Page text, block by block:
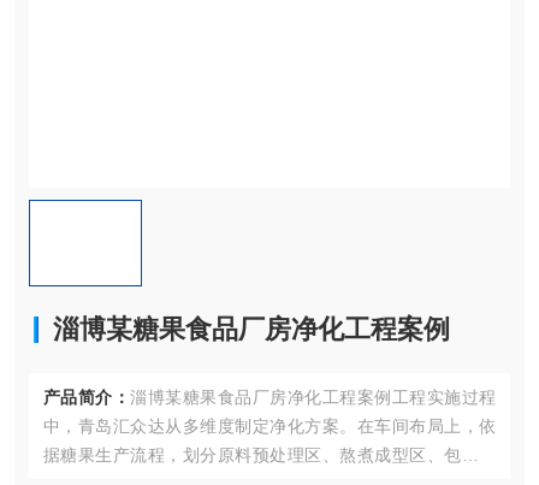
淄博某糖果食品厂房净化工程案例
产品简介： 淄博某糖果食品厂房净化工程案例工程实施过程
中，青岛汇众达从多维度制定净化方案。在车间布局上，依
据糖果生产流程，划分原料预处理区、熬煮成型区、包装区